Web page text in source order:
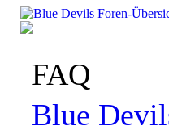
FAQ
Blue